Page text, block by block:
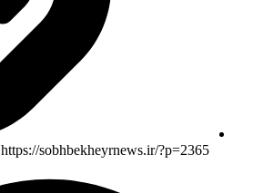
https://sobhbekheyrnews.ir/?p=2365